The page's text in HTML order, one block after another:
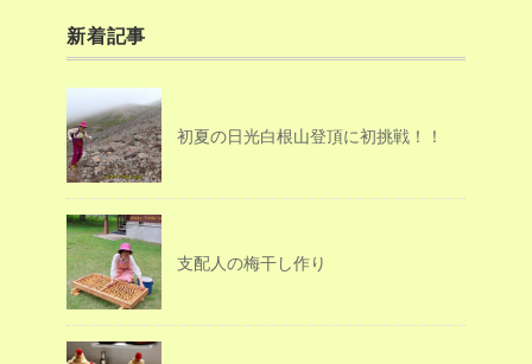
新着記事
初夏の日光白根山登頂に初挑戦！！
支配人の梅干し作り